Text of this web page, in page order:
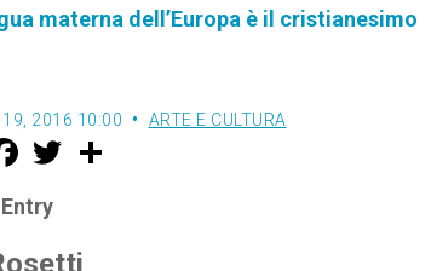
materna dell’Europa è il cristianesimo
19, 2016 10:00 ARTE E CULTURA
F
a
e
b
o
w
r